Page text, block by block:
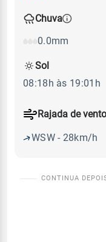
Chuva
0.0mm
Rajada de vento
WSW - 28km/h
Sol
08:18h às 19:01h